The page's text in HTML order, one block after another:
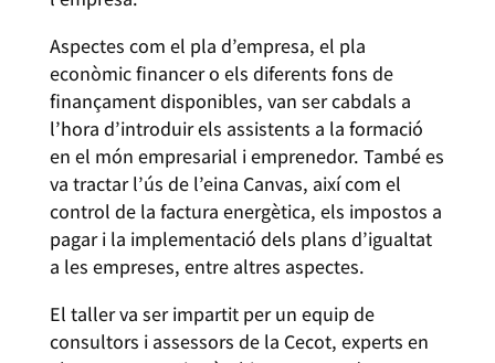
Aspectes com el pla d’empresa, el pla
econòmic financer o els diferents fons de
finançament disponibles, van ser cabdals a
l’hora d’introduir els assistents a la formació
en el món empresarial i emprenedor. També es
va tractar l’ús de l’eina Canvas, així com el
control de la factura energètica, els impostos a
pagar i la implementació dels plans d’igualtat
a les empreses, entre altres aspectes.
El taller va ser impartit per un equip de
consultors i assessors de la Cecot, experts en